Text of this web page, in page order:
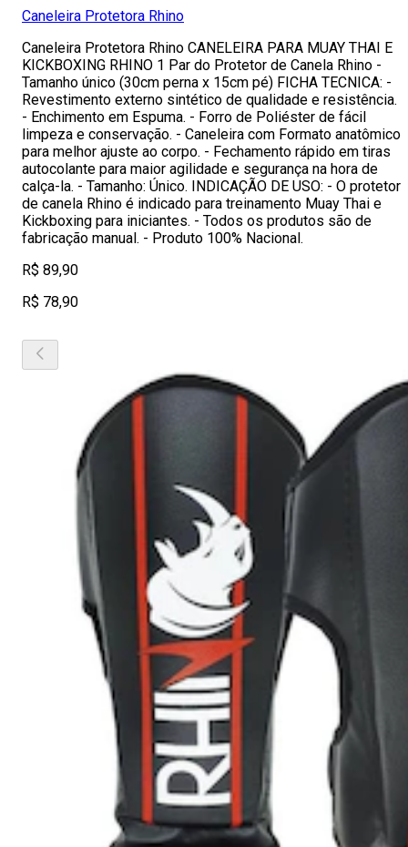
Caneleira Protetora Rhino
Caneleira Protetora Rhino CANELEIRA PARA MUAY THAI E
KICKBOXING RHINO 1 Par do Protetor de Canela Rhino -
Tamanho único (30cm perna x 15cm pé) FICHA TECNICA: -
Revestimento externo sintético de qualidade e resistência.
- Enchimento em Espuma. - Forro de Poliéster de fácil
limpeza e conservação. - Caneleira com Formato anatômico
para melhor ajuste ao corpo. - Fechamento rápido em tiras
autocolante para maior agilidade e segurança na hora de
calça-la. - Tamanho: Único. INDICAÇÃO DE USO: - O protetor
de canela Rhino é indicado para treinamento Muay Thai e
Kickboxing para iniciantes. - Todos os produtos são de
fabricação manual. - Produto 100% Nacional.
R$ 89,90
R$ 78,90